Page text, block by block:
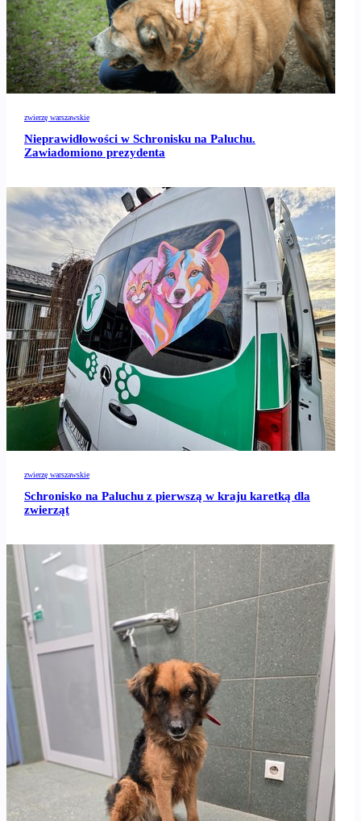
zwierzę warszawskie
Nieprawidłowości w Schronisku na Paluchu.
Zawiadomiono prezydenta
zwierzę warszawskie
Schronisko na Paluchu z pierwszą w kraju karetką dla
zwierząt